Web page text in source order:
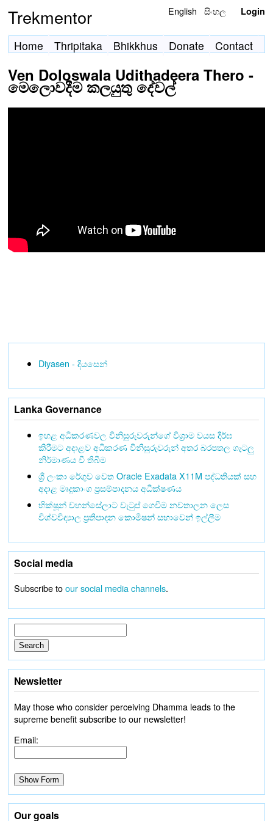
Trekmentor English සිංහල Login
Home Thripitaka Bhikkhus Donate Contact
Ven Doloswala Udithadeera Thero -
මෙලොවදීම කලයුතු දේවල්
Diyasen - දියසෙන්
Lanka Governance
ඉහළ අධිකරණවල විනිසුරුවරුන්ගේ විශ්‍රාම වයස දීර්ඝ
කිරීමට අදාළව අධිකරණ විනිසුරුවරුන් අතර බරපතල ගැටලු
නිර්මාණය වී තිබීම
ශ්‍රී ලංකා රේගුව වෙත Oracle Exadata X11M පද්ධතියක් සහ
අදාළ මෘදුකාංග ප්‍රසම්පාදනය අධීක්ෂණය
භික්ෂූන් වහන්සේලාට වැටුප් ගෙවීම නවතාලන ලෙස
විශ්වවිද්‍යාල ප්‍රතිපාදන කොමිෂන් සභාවෙන් ඉල්ලීම
Social media
Subscribe toour social media channels.
Newsletter
May those who consider perceiving Dhamma leads to the
supreme benefit subscribe to our newsletter!
Email:
Our goals